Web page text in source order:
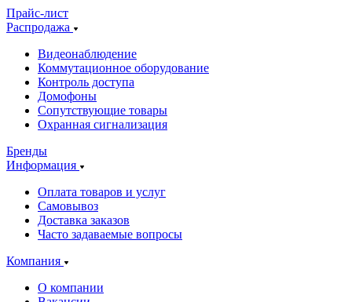
Прайс-лист
Распродажа
Видеонаблюдение
Коммутационное оборудование
Контроль доступа
Домофоны
Сопутствующие товары
Охранная сигнализация
Бренды
Информация
Оплата товаров и услуг
Самовывоз
Доставка заказов
Часто задаваемые вопросы
Компания
О компании